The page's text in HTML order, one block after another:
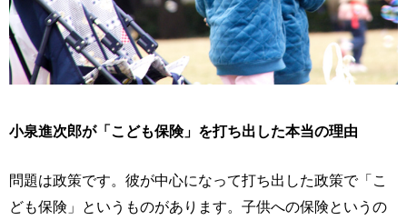
小泉進次郎が「こども保険」を打ち出した本当の理由
問題は政策です。彼が中心になって打ち出した政策で「こ
ども保険」というものがあります。子供への保険というの